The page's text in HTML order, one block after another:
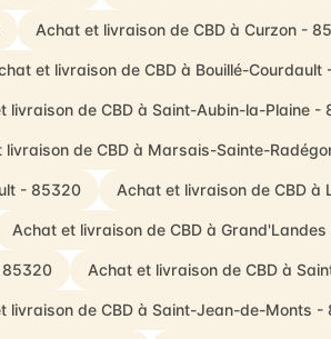
Achat et livraison de CBD à Curzon -
et livraison de CBD à Bouillé-Courdault
livraison de CBD à Saint-Aubin-la-Plaine -
livraison de CBD à Marsais-Sainte-
- 85320 Achat et livraison de CBD à
Achat et livraison de CBD à
85320 Achat et livraison de CBD à
livraison de CBD à Saint-Jean-de-Monts -